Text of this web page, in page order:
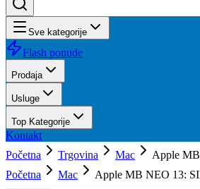
Sve kategorije
Flash ponude
Prodaja
Usluge
Top Kategorije
Kontakt
Početna
Trgovina Mac
Apple
Početna
Mac Apple MB NEO 13: